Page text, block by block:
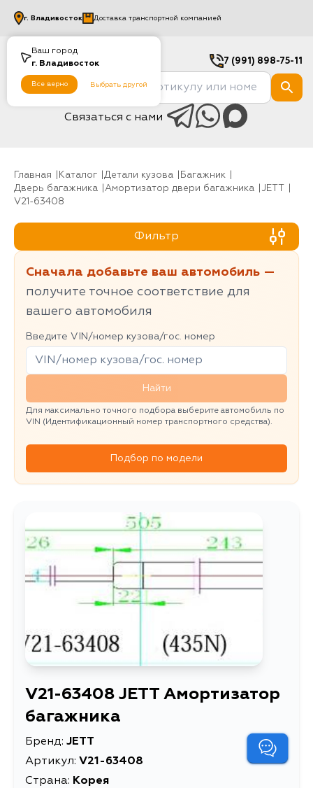
Ваш город
г. Владивосток
Все верно Выбрать другой
г. Владивосток Доставка транспортной компанией
7 (991) 898-75-11
Связаться с нами
Главная Каталог Детали кузова
Багажник
Дверь багажника
Амортизатор двери багажника
JETT
V21-63408
Фильтр
Сначала добавьте ваш автомобиль —
получите точное соответствие для
вашего автомобиля
Введите VIN/номер кузова/гос. номер
Найти
Для максимально точного подбора выберите автомобиль по
VIN (Идентификационный номер транспортного средства).
Подбор по модели
V21-63408 JETT Амортизатор
багажника
Бренд: JETT
Артикул: V21-63408
Страна: Корея